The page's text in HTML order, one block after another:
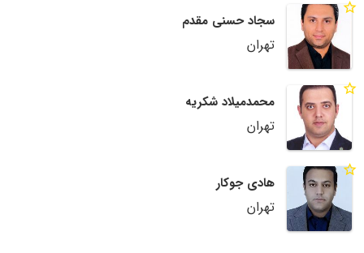
سجاد حسنی مقدم
تهران
محمدمیلاد شکریه
تهران
هادی جوکار
تهران